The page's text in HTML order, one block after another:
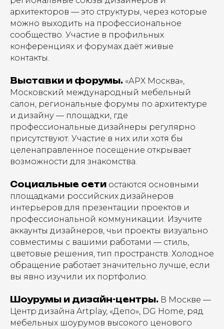
архитекторов — это структуры, через которые
можно выходить на профессиональное
сообщество. Участие в профильных
конференциях и форумах даёт живые
контакты.
Выставки и форумы. «АРХ Москва»,
Московский международный мебельный
салон, региональные форумы по архитектуре
и дизайну — площадки, где
профессиональные дизайнеры регулярно
присутствуют. Участие в них или хотя бы
целенаправленное посещение открывает
возможности для знакомства.
Социальные сети остаются основными
площадками российских дизайнеров
интерьеров для презентации проектов и
профессиональной коммуникации. Изучите
аккаунты дизайнеров, чьи проекты визуально
совместимы с вашими работами — стиль,
цветовые решения, тип пространств. Холодное
обращение работает значительно лучше, если
вы явно изучили их портфолио.
Шоурумы и дизайн-центры. В Москве —
Центр дизайна Artplay, «Депо», DG Home, ряд
мебельных шоурумов высокого ценового